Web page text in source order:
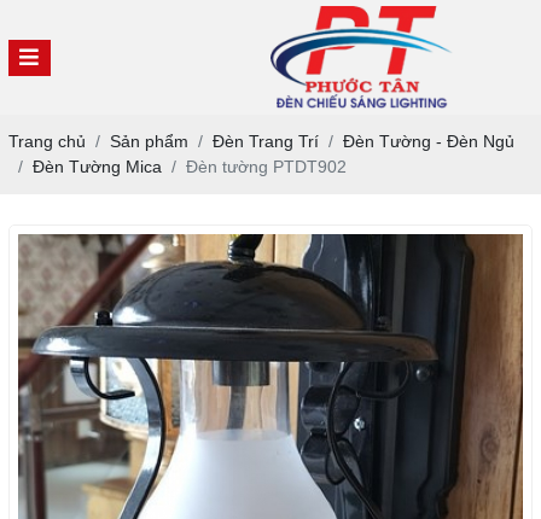
Trang chủ Sản phẩm Đèn Trang Trí
Đèn Tường - Đèn Ngủ
Đèn Tường Mica
Đèn tường PTDT902